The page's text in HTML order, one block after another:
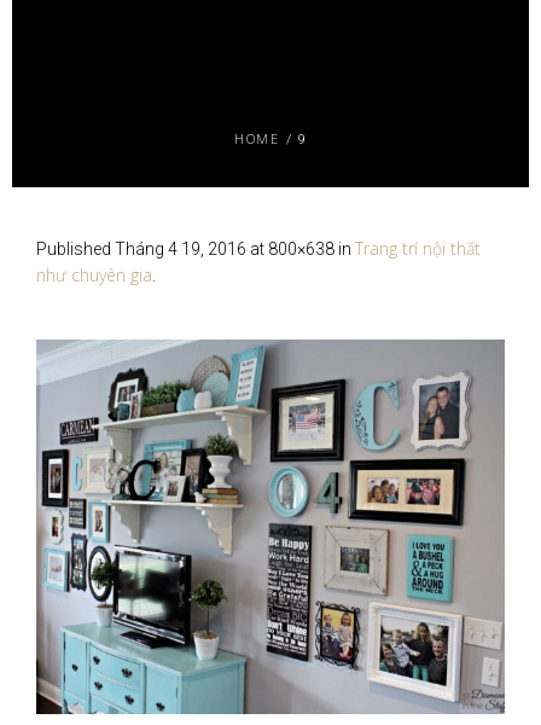
HOME / 9
Published Tháng 4 19, 2016 at 800×638 in Trang trí nội thất
như chuyên gia.